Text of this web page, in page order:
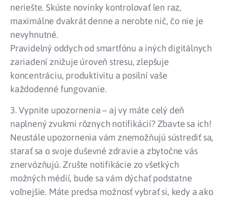
neriešte. Skúste novinky kontrolovať len raz,
maximálne dvakrát denne a nerobte nič, čo nie je
nevyhnutné.
Pravidelný oddych od smartfónu a iných digitálnych
zariadení znižuje úroveň stresu, zlepšuje
koncentráciu, produktivitu a posilní vaše
každodenné fungovanie.
3. Vypnite upozornenia – aj vy máte celý deň
naplnený zvukmi rôznych notifikácií? Zbavte sa ich!
Neustále upozornenia vám znemožňujú sústrediť sa,
starať sa o svoje duševné zdravie a zbytočne vás
znervózňujú. Zrušte notifikácie zo všetkých
možných médií, bude sa vám dýchať podstatne
voľnejšie. Máte predsa možnosť vybrať si, kedy a ako